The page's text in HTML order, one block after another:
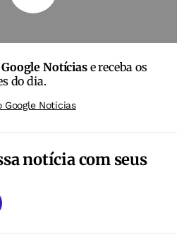
Google Notíciase receba os
do dia.
Google Noticias
notícia com seus